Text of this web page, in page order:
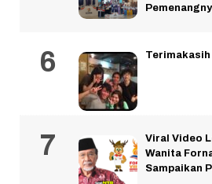
Viral Video
Wanita
Sampaikan